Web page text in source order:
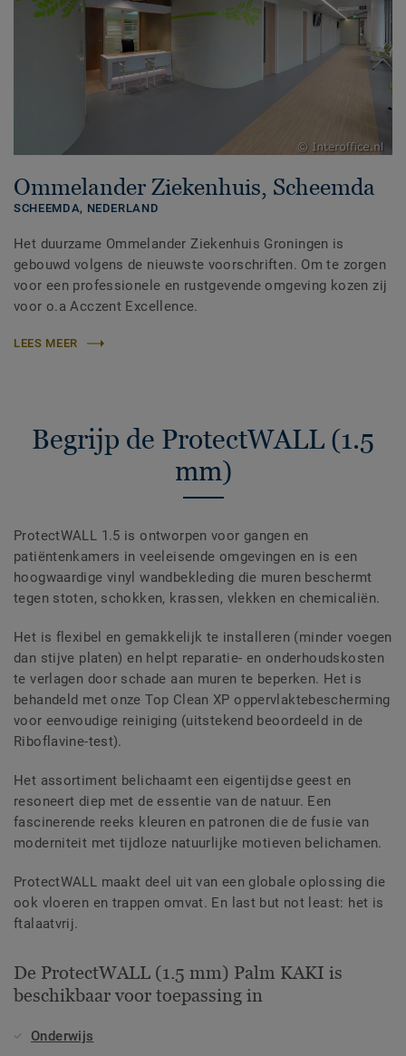
Ommelander Ziekenhuis, Scheemda
SCHEEMDA, NEDERLAND
Het duurzame Ommelander Ziekenhuis Groningen is
gebouwd volgens de nieuwste voorschriften. Om te zorgen
voor een professionele en rustgevende omgeving kozen zij
voor o.a Acczent Excellence.
LEES MEER
Begrijp de ProtectWALL (1.5
mm)
ProtectWALL 1.5 is ontworpen voor gangen en
patiëntenkamers in veeleisende omgevingen en is een
hoogwaardige vinyl wandbekleding die muren beschermt
tegen stoten, schokken, krassen, vlekken en chemicaliën.
Het is flexibel en gemakkelijk te installeren (minder voegen
dan stijve platen) en helpt reparatie- en onderhoudskosten
te verlagen door schade aan muren te beperken. Het is
behandeld met onze Top Clean XP oppervlaktebescherming
voor eenvoudige reiniging (uitstekend beoordeeld in de
Riboflavine-test).
Het assortiment belichaamt een eigentijdse geest en
resoneert diep met de essentie van de natuur. Een
fascinerende reeks kleuren en patronen die de fusie van
moderniteit met tijdloze natuurlijke motieven belichamen.
ProtectWALL maakt deel uit van een globale oplossing die
ook vloeren en trappen omvat. En last but not least: het is
ftalaatvrij.
De ProtectWALL (1.5 mm) Palm KAKI is
beschikbaar voor toepassing in
Onderwijs